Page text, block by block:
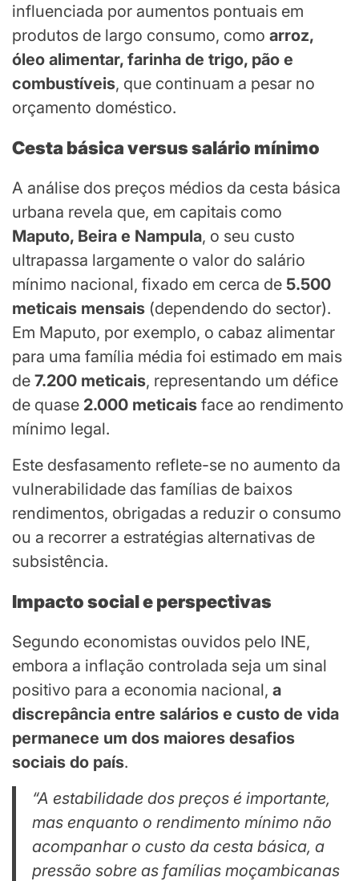
influenciada por aumentos pontuais em
produtos de largo consumo, como arroz,
óleo alimentar, farinha de trigo, pão e
combustíveis, que continuam a pesar no
orçamento doméstico.
Cesta básica versus salário mínimo
A análise dos preços médios da cesta básica
urbana revela que, em capitais como
Maputo, Beira e Nampula, o seu custo
ultrapassa largamente o valor do salário
mínimo nacional, fixado em cerca de 5.500
meticais mensais (dependendo do sector).
Em Maputo, por exemplo, o cabaz alimentar
para uma família média foi estimado em mais
de 7.200 meticais, representando um défice
de quase 2.000 meticais face ao rendimento
mínimo legal.
Este desfasamento reflete-se no aumento da
vulnerabilidade das famílias de baixos
rendimentos, obrigadas a reduzir o consumo
ou a recorrer a estratégias alternativas de
subsistência.
Impacto social e perspectivas
Segundo economistas ouvidos pelo INE,
embora a inflação controlada seja um sinal
positivo para a economia nacional, a
discrepância entre salários e custo de vida
permanece um dos maiores desafios
sociais do país.
“A estabilidade dos preços é importante,
mas enquanto o rendimento mínimo não
acompanhar o custo da cesta básica, a
pressão sobre as famílias moçambicanas